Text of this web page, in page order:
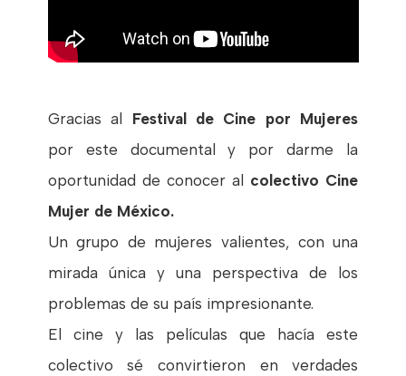
Gracias al Festival de Cine por Mujeres
por este documental y por darme la
oportunidad de conocer al colectivo Cine
Mujer de México.
Un grupo de mujeres valientes, con una
mirada única y una perspectiva de los
problemas de su país impresionante.
El cine y las películas que hacía este
colectivo sé convirtieron en verdades